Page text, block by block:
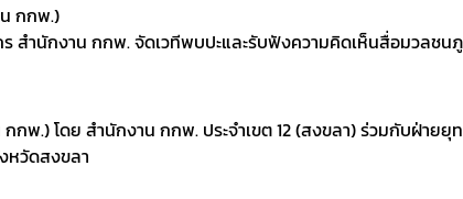
กกพ.)
สำนักงาน กกพ. จัดเวทีพบปะและรับฟังความคิดเห็นสื่อมวลชน
พ.) โดย สำนักงาน กกพ. ประจำเขต 12 (สงขลา) ร่วมกับฝ่าย
หวัดสงขลา